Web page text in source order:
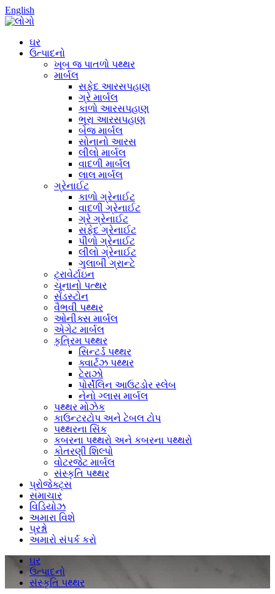
English
ઘર
ઉત્પાદનો
ખૂબ જ પાતળો પથ્થર
માર્બલ
સફેદ આરસપહાણ
ગ્રે માર્બલ
કાળો આરસપહાણ
ભૂરા આરસપહાણ
બેજ માર્બલ
સોનાનો આરસ
લીલો માર્બલ
વાદળી માર્બલ
લાલ માર્બલ
ગ્રેનાઈટ
કાળો ગ્રેનાઈટ
વાદળી ગ્રેનાઈટ
ગ્રે ગ્રેનાઈટ
સફેદ ગ્રેનાઈટ
પીળો ગ્રેનાઈટ
લીલો ગ્રેનાઈટ
ગુલાબી ગ્રાન્ટે
ટ્રાવેર્ટાઇન
ચૂનાનો પત્થર
સેંડસ્ટોન
વૈભવી પથ્થર
ઓનીક્સ માર્બલ
એગેટ માર્બલ
કૃત્રિમ પથ્થર
સિન્ટર્ડ પથ્થર
ક્વાર્ટઝ પથ્થર
ટેરાઝો
પોર્સેલિન આઉટડોર સ્લેબ
નેનો ગ્લાસ માર્બલ
પથ્થર મોઝેક
કાઉન્ટરટોપ અને ટેબલ ટોપ
પથ્થરના સિંક
કબરના પથ્થરો અને કબરના પથ્થરો
કોતરણી શિલ્પો
વોટરજેટ માર્બલ
સંસ્કૃતિ પથ્થર
પ્રોજેક્ટ્સ
સમાચાર
વિડિયોઝ
અમારા વિશે
પ્રશ્નો
અમારો સંપર્ક કરો
ઘર
ઉત્પાદનો
સંસ્કૃતિ પથ્થર